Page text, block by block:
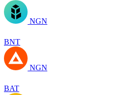
NGN
BNT
NGN
BAT